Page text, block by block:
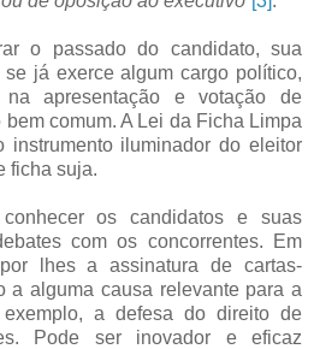
o passado do candidato, sua
já exerce algum cargo político,
apresentação e votação de
comum. A Lei da Ficha Limpa
instrumento iluminador do eleitor
ficha suja.
os candidatos e suas
com os concorrentes. Em
lhes a assinatura de cartas-
a alguma causa relevante para a
a defesa do direito de
Pode ser inovador e eficaz